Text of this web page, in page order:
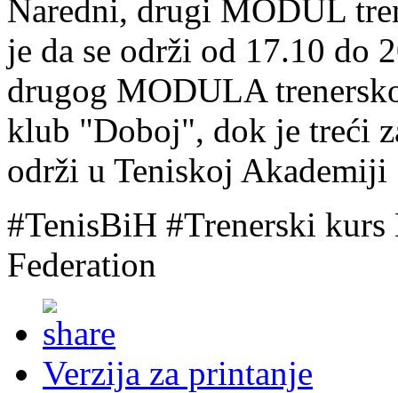
Naredni, drugi MODUL
je da se održi od 17.10 do
drugog MODULA
klub "Doboj", dok je treći
održi u Teniskoj
#TenisBiH #Trenerski
Federation
Verzija za printanje